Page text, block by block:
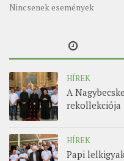
Nincsenek események
HÍREK
A
rekollekciója
HÍREK
Papi